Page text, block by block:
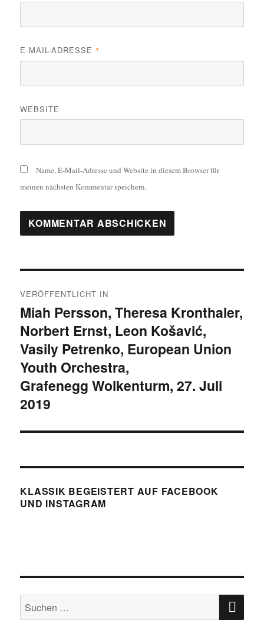
E-MAIL-ADRESSE *
WEBSITE
Name, E-Mail-Adresse und Website in diesem Browser für
meinen nächsten Kommentar speichern.
VERÖFFENTLICHT IN
Miah Persson, Theresa Kronthaler,
Norbert Ernst, Leon Košavić,
Vasily Petrenko, European Union
Youth Orchestra,
Grafenegg Wolkenturm, 27. Juli
2019
KLASSIK BEGEISTERT AUF FACEBOOK
UND INSTAGRAM
Suchen
nach: